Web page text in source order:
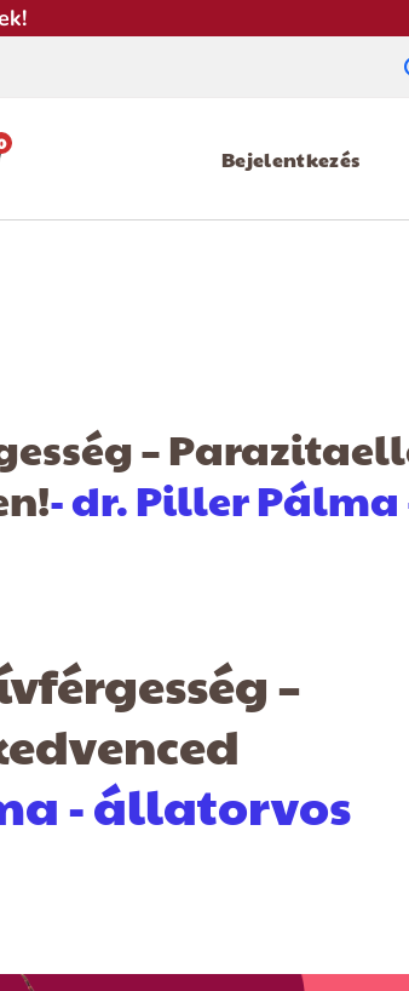
Bejelentkezés
–
- dr. Piller Pálma
–
- állatorvos